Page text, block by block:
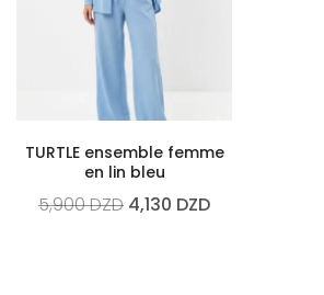
TURTLE ensemble femme
en lin bleu
5,900DZD 4,130 DZD